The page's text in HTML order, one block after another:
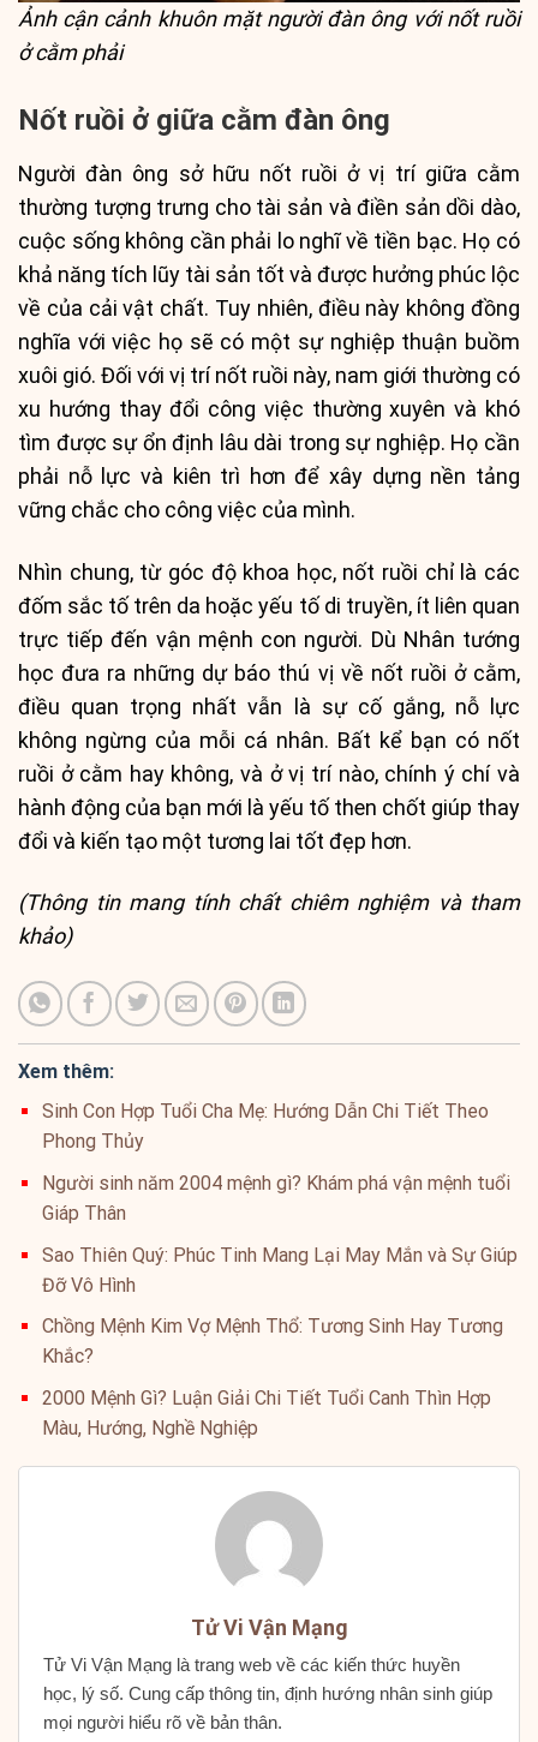
Ảnh cận cảnh khuôn mặt người đàn ông với nốt ruồi
ở cằm phải
Nốt ruồi ở giữa cằm đàn ông
Người đàn ông sở hữu nốt ruồi ở vị trí giữa cằm
thường tượng trưng cho tài sản và điền sản dồi dào,
cuộc sống không cần phải lo nghĩ về tiền bạc. Họ có
khả năng tích lũy tài sản tốt và được hưởng phúc lộc
về của cải vật chất. Tuy nhiên, điều này không đồng
nghĩa với việc họ sẽ có một sự nghiệp thuận buồm
xuôi gió. Đối với vị trí nốt ruồi này, nam giới thường có
xu hướng thay đổi công việc thường xuyên và khó
tìm được sự ổn định lâu dài trong sự nghiệp. Họ cần
phải nỗ lực và kiên trì hơn để xây dựng nền tảng
vững chắc cho công việc của mình.
Nhìn chung, từ góc độ khoa học, nốt ruồi chỉ là các
đốm sắc tố trên da hoặc yếu tố di truyền, ít liên quan
trực tiếp đến vận mệnh con người. Dù Nhân tướng
học đưa ra những dự báo thú vị về nốt ruồi ở cằm,
điều quan trọng nhất vẫn là sự cố gắng, nỗ lực
không ngừng của mỗi cá nhân. Bất kể bạn có nốt
ruồi ở cằm hay không, và ở vị trí nào, chính ý chí và
hành động của bạn mới là yếu tố then chốt giúp thay
đổi và kiến tạo một tương lai tốt đẹp hơn.
(Thông tin mang tính chất chiêm nghiệm và tham
khảo)
Xem thêm:
Sinh Con Hợp Tuổi Cha Mẹ: Hướng Dẫn Chi Tiết Theo
Phong Thủy
Người sinh năm 2004 mệnh gì? Khám phá vận mệnh tuổi
Giáp Thân
Sao Thiên Quý: Phúc Tinh Mang Lại May Mắn và Sự Giúp
Đỡ Vô Hình
Chồng Mệnh Kim Vợ Mệnh Thổ: Tương Sinh Hay Tương
Khắc?
2000 Mệnh Gì? Luận Giải Chi Tiết Tuổi Canh Thìn Hợp
Màu, Hướng, Nghề Nghiệp
Tử Vi Vận Mạng
Tử Vi Vận Mạng là trang web về các kiến thức huyền
học, lý số. Cung cấp thông tin, định hướng nhân sinh giúp
mọi người hiểu rõ về bản thân.